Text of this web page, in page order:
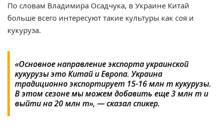
По словам Владимира Осадчука, в Украине Китай
больше всего интересуют такие культуры как соя и
кукуруза.
«Основное направление экспорта украинской
кукурузы это Китай и Европа. Украина
традиционно экспортирует 15-16 млн т кукурузы.
В этом сезоне мы можем добавить еще 3 млн т и
выйти на 20 млн т», — сказал спикер.